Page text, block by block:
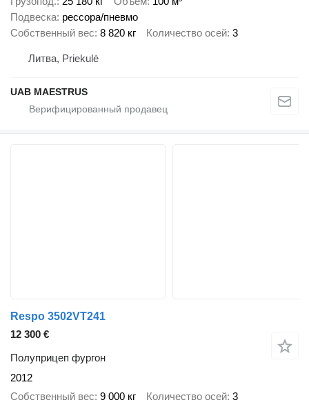
Подвеска рессора/пневмо
Собственный вес 8 820 кг Количество осей 3
Литва, Priekulė
UAB MAESTRUS
Respo 3502VT241
12 300 €
Полуприцеп фургон
2012
Собственный вес 9 000 кг Количество осей 3